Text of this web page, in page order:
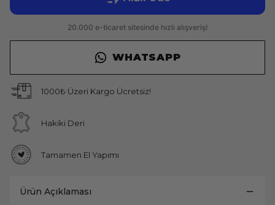
WHATSAPP
1000₺ Üzeri Kargo Ücretsiz!
Hakiki Deri
Tamamen El Yapımı
Ürün Açıklaması